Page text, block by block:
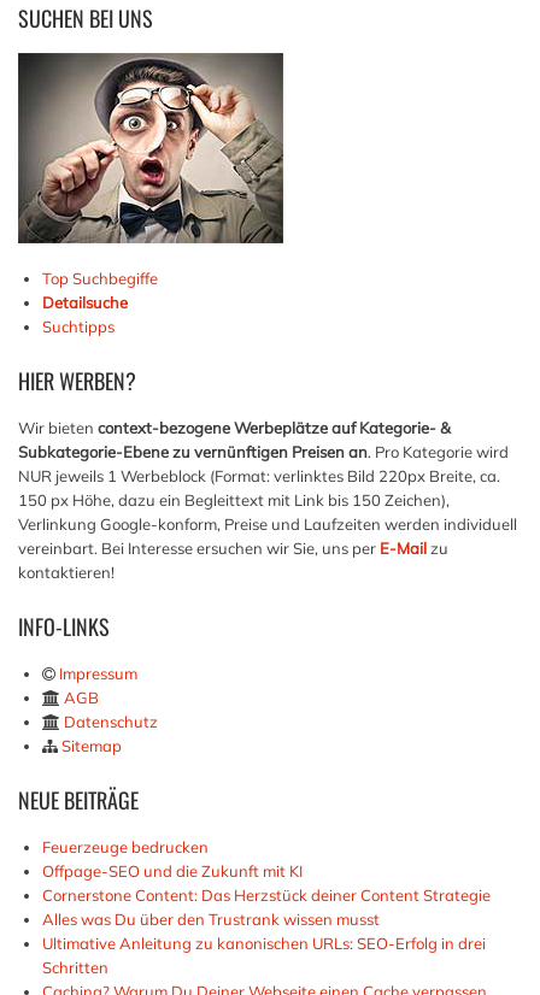
SUCHEN BEI UNS
Top Suchbegiffe
Detailsuche
Suchtipps
HIERWERBEN?
Wir bieten context-bezogene Werbeplätze auf Kategorie- &
Subkategorie-Ebene zu vernünftigen Preisen an. Pro Kategorie wird
NUR jeweils 1 Werbeblock (Format: verlinktes Bild 220px Breite, ca.
150 px Höhe, dazu ein Begleittext mit Link bis 150 Zeichen),
Verlinkung Google-konform, Preise und Laufzeiten werden individuell
vereinbart. Bei Interesse ersuchen wir Sie, uns per E-Mailzu
kontaktieren!
INFO-LINKS
Impressum
AGB
Datenschutz
Sitemap
NEUEBEITRÄGE
Feuerzeuge bedrucken
Offpage-SEO und die Zukunft mit KI
Cornerstone Content: Das Herzstück deiner Content Strategie
Alles was Du über den Trustrank wissen musst
Ultimative Anleitung zu kanonischen URLs: SEO-Erfolg in drei
Schritten